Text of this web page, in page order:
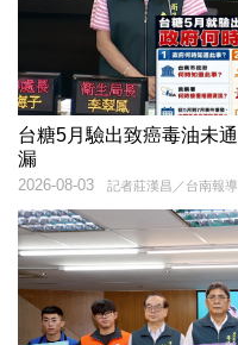
台糖5月驗出致癌毒油未
漏
記者莊漢昌／台南報導
2026-08-03